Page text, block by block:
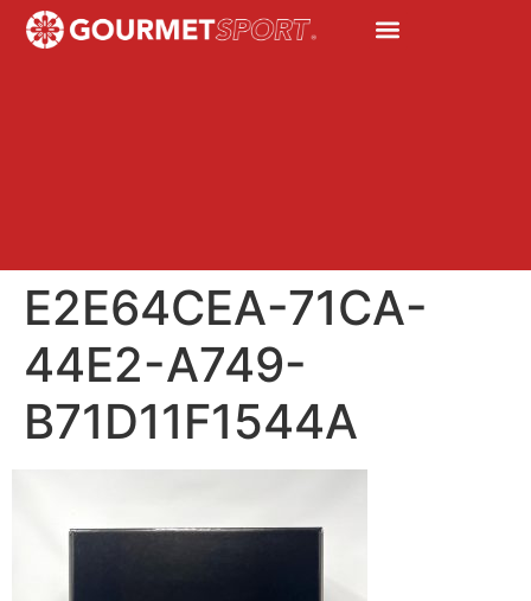
E2E64CEA-71CA-
44E2-A749-
B71D11F1544A